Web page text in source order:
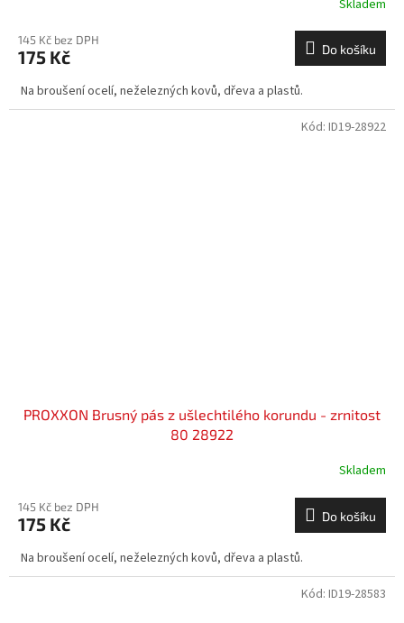
Skladem
145 Kč bez DPH
175 Kč Do košíku
Na broušení ocelí, neželezných kovů, dřeva a plastů.
PROXXON Brusný pás z ušlechtilého korundu - zrnitost
80 28922
Skladem
145 Kč bez DPH
175 Kč Do košíku
Na broušení ocelí, neželezných kovů, dřeva a plastů.
Kód: ID19-28922
Kód: ID19-28583